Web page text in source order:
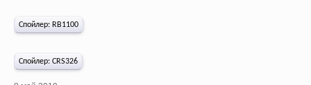
Спойлер: RB1100
Спойлер: CRS326